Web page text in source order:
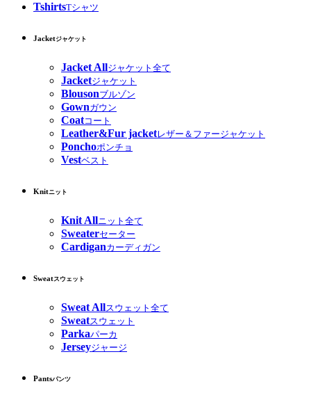
TshirtsTシャツ
Jacketジャケット
Jacket Allジャケット全て
Jacketジャケット
Blousonブルゾン
Gownガウン
Coatコート
Leather&Fur jacketレザー＆ファージャケット
Ponchoポンチョ
Vestベスト
Knitニット
Knit Allニット全て
Sweaterセーター
Cardiganカーディガン
Sweatスウェット
Sweat Allスウェット全て
Sweatスウェット
Parkaパーカ
Jerseyジャージ
Pantsパンツ